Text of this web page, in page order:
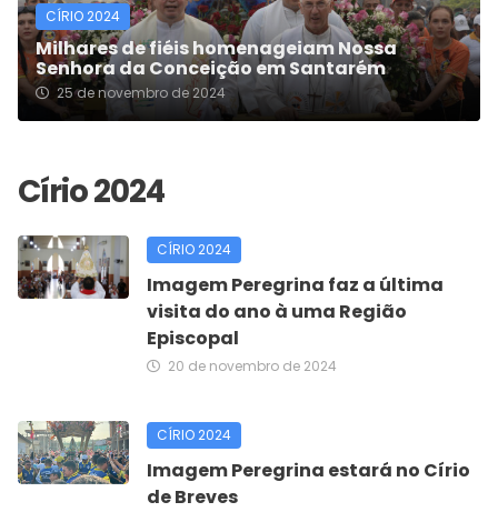
CÍRIO 2024
Milhares de fiéis homenageiam Nossa
Senhora da Conceição em Santarém
25 de novembro de 2024
CÍRIO 2024
Imagem Peregrina faz a última
visita do ano à uma Região
Episcopal
20 de novembro de 2024
CÍRIO 2024
Imagem Peregrina estará no Círio
de Breves